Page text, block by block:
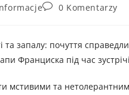
0 Komentarzy
запалу: почуття
Франциска під час
мстивими та